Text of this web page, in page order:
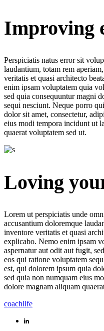
Improving
Perspiciatis natus error sit
laudantium, totam rem
veritatis et quasi architecto
enim ipsam voluptatem quia
sed quia consequuntur magni
sequi nesciunt. Neque porro
dolor sit amet, consectetur,
eius modi tempora incidunt ut
quaerat voluptatem sed ut.
Loving
Lorem ut perspiciatis unde
accusantium doloremque
inventore veritatis et quasi
explicabo. Nemo enim ipsam
aspernatur aut odit aut fugit,
eos qui ratione voluptatem
est, qui dolorem ipsum quia
sed quia non numquam eius
dolore magnam aliquam
coachlife